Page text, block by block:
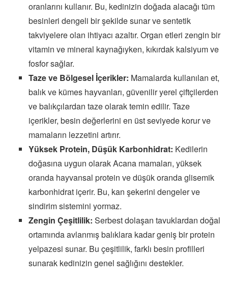
oranlarını kullanır. Bu, kedinizin doğada alacağı tüm
besinleri dengeli bir şekilde sunar ve sentetik
takviyelere olan ihtiyacı azaltır. Organ etleri zengin bir
vitamin ve mineral kaynağıyken, kıkırdak kalsiyum ve
fosfor sağlar.
Taze ve Bölgesel İçerikler: Mamalarda kullanılan et,
balık ve kümes hayvanları, güvenilir yerel çiftçilerden
ve balıkçılardan taze olarak temin edilir. Taze
içerikler, besin değerlerini en üst seviyede korur ve
mamaların lezzetini artırır.
Yüksek Protein, Düşük Karbonhidrat: Kedilerin
doğasına uygun olarak Acana mamaları, yüksek
oranda hayvansal protein ve düşük oranda glisemik
karbonhidrat içerir. Bu, kan şekerini dengeler ve
sindirim sistemini yormaz.
Zengin Çeşitlilik: Serbest dolaşan tavuklardan doğal
ortamında avlanmış balıklara kadar geniş bir protein
yelpazesi sunar. Bu çeşitlilik, farklı besin profilleri
sunarak kedinizin genel sağlığını destekler.